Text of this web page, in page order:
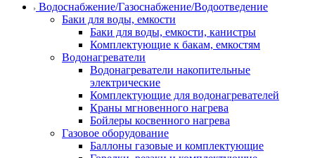
Водоснабжение/Газоснабжение/Водоотведение
Баки для воды, емкости
Баки для воды, емкости, канистры
Комплектующие к бакам, емкостям
Водонагреватели
Водонагреватели накопительные
электрические
Комплектующие для водонагревателей
Краны мгновенного нагрева
Бойлеры косвенного нагрева
Газовое оборудование
Баллоны газовые и комплектующие